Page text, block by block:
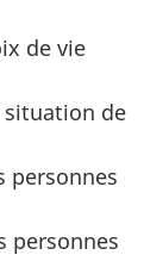
de vie
situation de
personnes
personnes